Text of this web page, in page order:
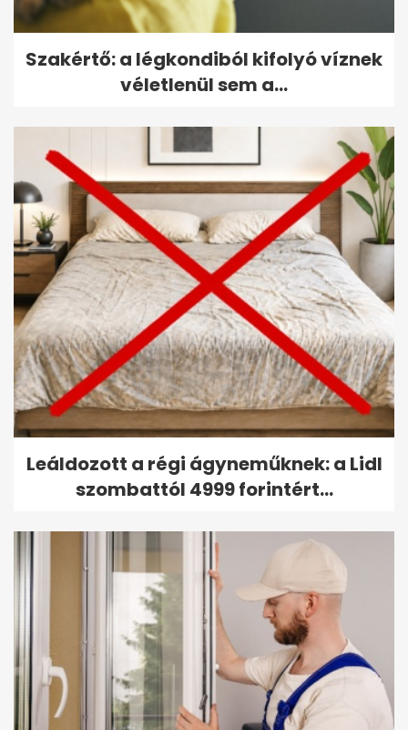
Szakértő: a légkondiból kifolyó víznek
véletlenül sem a...
Leáldozott a régi ágyneműknek: a Lidl
szombattól 4999 forintért...